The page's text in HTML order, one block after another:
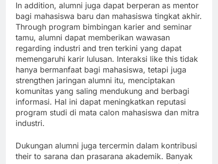
In addition, alumni juga dapat berperan as mentor
bagi mahasiswa baru dan mahasiswa tingkat akhir.
Through program bimbingan karier and seminar
tamu, alumni dapat memberikan wawasan
regarding industri and tren terkini yang dapat
memengaruhi karir lulusan. Interaksi like this tidak
hanya bermanfaat bagi mahasiswa, tetapi juga
strengthen jaringan alumni itu, menciptakan
komunitas yang saling mendukung and berbagi
informasi. Hal ini dapat meningkatkan reputasi
program studi di mata calon mahasiswa dan mitra
industri.
Dukungan alumni juga tercermin dalam kontribusi
their to sarana dan prasarana akademik. Banyak